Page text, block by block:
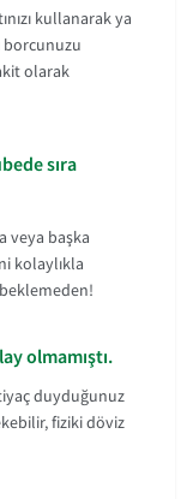
kullanarak ya
borcunuzu
olarak
sıra
veya başka
kolaylıkla
olmamıştı.
duyduğunuz
fiziki döviz